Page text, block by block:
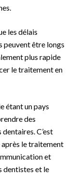
les délais
peuvent être longs
plus rapide
le traitement en
étant un pays
des
C’est
le traitement
et
dentistes et le